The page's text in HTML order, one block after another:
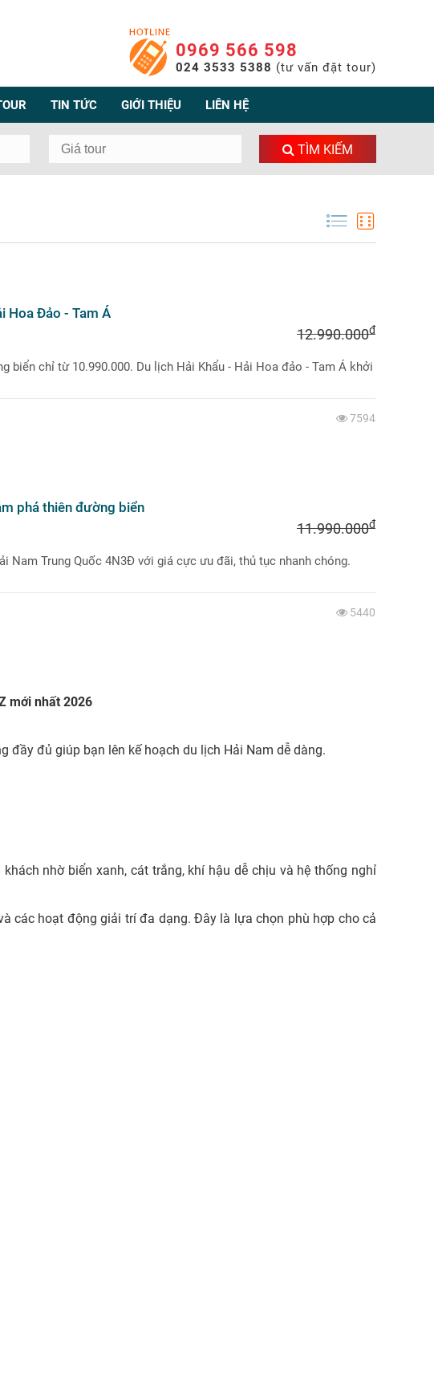
0969 566 598
024 3533 5388 (tư vấn đặt tour)
TIN TỨC GIỚI THIỆU LIÊN HỆ
TÌM KIẾM
Hoa Đảo - Tam Á
12.990.000đ
biển chỉ từ 10.990.000. Du lịch Hải Khẩu - Hải Hoa đảo - Tam Á khởi
7594
phá thiên đường biển
11.990.000đ
Nam Trung Quốc 4N3Đ với giá cực ưu đãi, thủ tục nhanh chóng.
5440
mới nhất 2026
đầy đủ giúp bạn lên kế hoạch du lịch Hải Nam dễ dàng.
nhờ biển xanh, cát trắng, khí hậu dễ chịu và hệ thống nghỉ
các hoạt động giải trí đa dạng. Đây là lựa chọn phù hợp cho cả